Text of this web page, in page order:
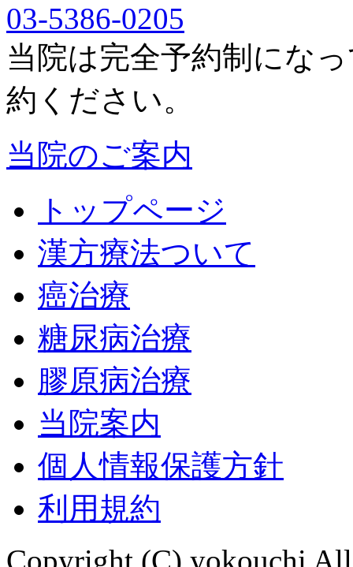
03-5386-0205
当院は完全予約制にな
約ください。
当院のご案内
トップページ
漢方療法ついて
癌治療
糖尿病治療
膠原病治療
当院案内
個人情報保護方針
利用規約
Copyright (C) yokouchi